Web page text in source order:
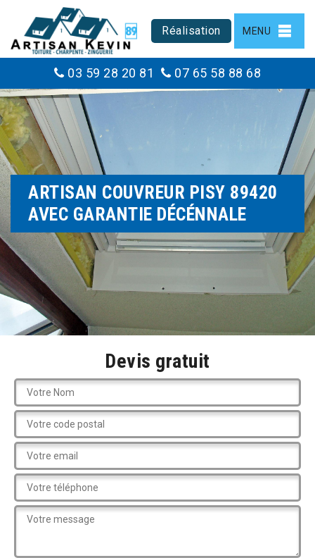
Réalisation MENU
03 59 28 20 81 07 65 58 88 68
ARTISAN COUVREUR PISY 89420
AVEC GARANTIE DÉCÉNNALE
Devis gratuit